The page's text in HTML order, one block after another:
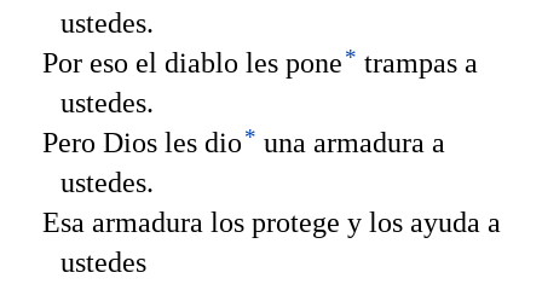
ustedes.
Por eso el diablo les pone* trampas a
ustedes.
Pero Dios les dio* una armadura a
ustedes.
Esa armadura los protege y los ayuda a
ustedes